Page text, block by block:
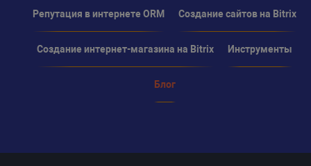
Репутация в интернете ORM Создание сайтов на Bitrix
Создание интернет-магазина на Bitrix Инструменты
Блог